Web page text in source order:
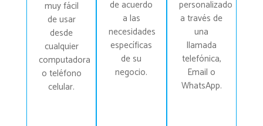
muy fácil
de usar
desde
cualquier
computadora
o teléfono
celular.
de acuerdo
a las
necesidades
específicas
de su
negocio.
personalizado
a través de
una
llamada
telefónica,
Email o
WhatsApp.